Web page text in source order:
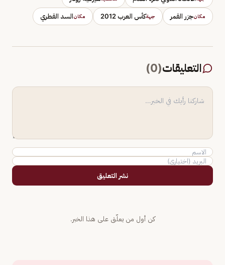
مكانجزر القمر جهةكأس العرب 2012 مكانالسد القطري
التعليقات(
0
)
نشر التعليق
كن أول من يعلّق على هذا الخبر.